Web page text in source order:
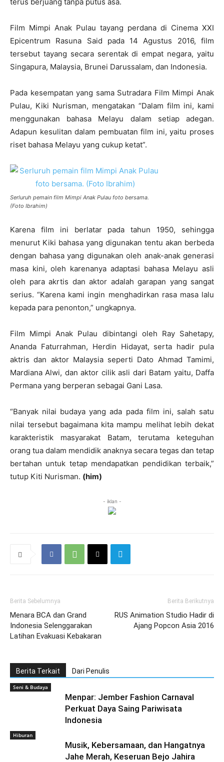
Film Mimpi Anak Pulau tayang perdana di Cinema XXI
Epicentrum Rasuna Said pada 14 Agustus 2016, film
tersebut tayang secara serentak di empat negara, yaitu
Singapura, Malaysia, Brunei Darussalam, dan Indonesia.
Pada kesempatan yang sama Sutradara Film Mimpi Anak
Pulau, Kiki Nurisman, mengatakan “Dalam film ini, kami
menggunakan bahasa Melayu dalam setiap adegan.
Adapun kesulitan dalam pembuatan film ini, yaitu proses
riset bahasa Melayu yang cukup ketat”.
Serluruh pemain film Mimpi Anak Pulau foto bersama.
(Foto Ibrahim)
Karena film ini berlatar pada tahun 1950, sehingga
menurut Kiki bahasa yang digunakan tentu akan berbeda
dengan bahasa yang digunakan oleh anak-anak generasi
masa kini, oleh karenanya adaptasi bahasa Melayu asli
oleh para akrtis dan aktor adalah garapan yang sangat
serius. “Karena kami ingin menghadirkan rasa masa lalu
kepada para penonton,” ungkapnya.
Film Mimpi Anak Pulau dibintangi oleh Ray Sahetapy,
Ananda Faturrahman, Herdin Hidayat, serta hadir pula
aktris dan aktor Malaysia seperti Dato Ahmad Tamimi,
Mardiana Alwi, dan aktor cilik asli dari Batam yaitu, Daffa
Permana yang berperan sebagai Gani Lasa.
“Banyak nilai budaya yang ada pada film ini, salah satu
nilai tersebut bagaimana kita mampu melihat lebih dekat
karakteristik masyarakat Batam, terutama keteguhan
orang tua dalam mendidik anaknya secara tegas dan tetap
bertahan untuk tetap mendapatkan pendidikan terbaik,”
tutup Kiti Nurisman. (him)
- iklan -
Berita Sebelumnya
Menara BCA dan Grand
Indonesia Selenggarakan
Latihan Evakuasi Kebakaran
Berita Berikutnya
RUS Animation Studio Hadir di
Ajang Popcon Asia 2016
Berita Terkait Dari Penulis
Seni & Budaya
Menpar: Jember Fashion Carnaval
Perkuat Daya Saing Pariwisata
Indonesia
Hiburan
Musik, Kebersamaan, dan Hangatnya
Jahe Merah, Keseruan Bejo Jahira